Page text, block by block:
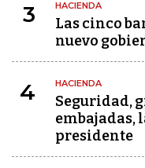
3 HACIENDA
Las cinco
nuevo
4 HACIENDA
Seguridad,
embajadas,
presidente